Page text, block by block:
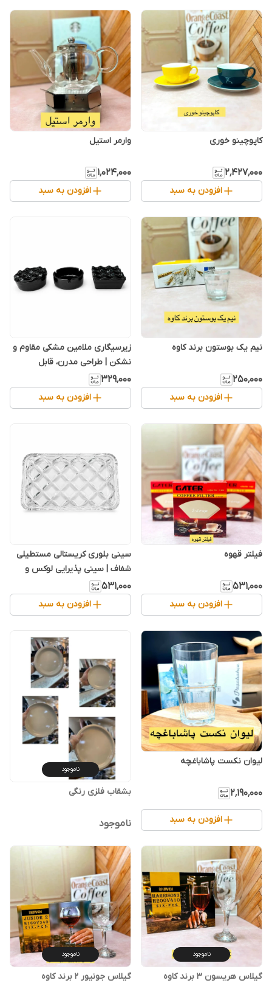
کاپوچینو خوری
۲٬۴۲۷٬۰۰۰
افزودن به سبد
وارمر استیل
۱٬۰۲۴٬۰۰۰
افزودن به سبد
نیم یک بوستون برند کاوه
۲۵۰٬۰۰۰
افزودن به سبد
زیرسیگاری ملامین مشکی مقاوم و
نشکن | طراحی مدرن، قابل
شستشو و بادوام
۳۲۹٬۰۰۰
افزودن به سبد
فیلتر قهوه
۵۳۱٬۰۰۰
افزودن به سبد
سینی بلوری کریستالی مستطیلی
شفاف | سینی پذیرایی لوکس و
مقاوم
۵۳۱٬۰۰۰
افزودن به سبد
لیوان نکست پاشاباغچه
۲٬۱۹۰٬۰۰۰
افزودن به سبد
ناموجود
ناموجود
ناموجود
گیلاس هریسون ۳ برند کاوه
ناموجود
گیلاس جونیور ۲ برند کاوه